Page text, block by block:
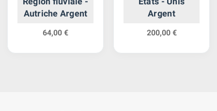
Autriche Argent
64,00 €
Argent
200,00 €